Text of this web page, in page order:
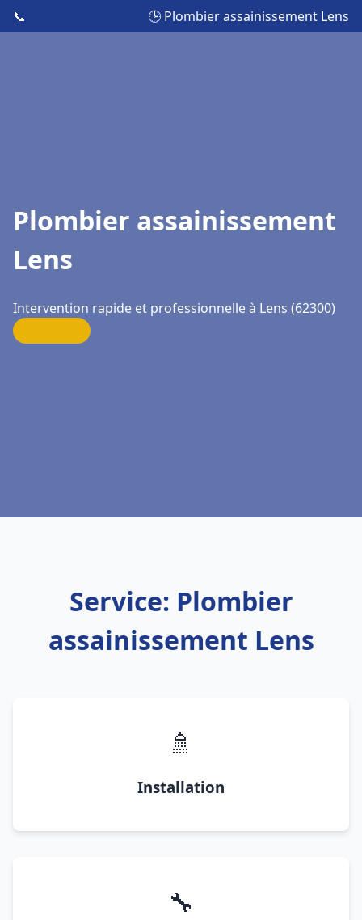
📞 🕒 Plombier assainissement Lens
Plombier assainissement
Lens
Intervention rapide et professionnelle à Lens (62300)
Service: Plombier
assainissement Lens
🚿
Installation
🔧